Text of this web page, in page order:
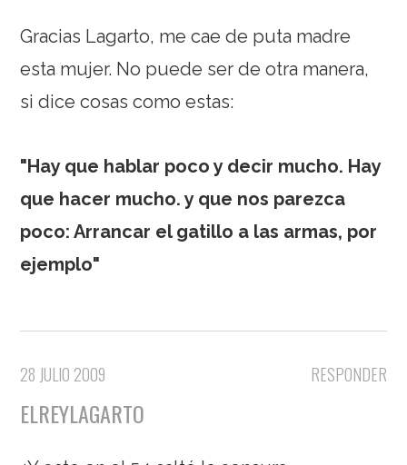
Gracias Lagarto, me cae de puta madre
esta mujer. No puede ser de otra manera,
si dice cosas como estas:
"Hay que hablar poco y decir mucho. Hay
que hacer mucho. y que nos parezca
poco: Arrancar el gatillo a las armas, por
ejemplo"
RESPONDER
28 JULIO 2009
ELREYLAGARTO